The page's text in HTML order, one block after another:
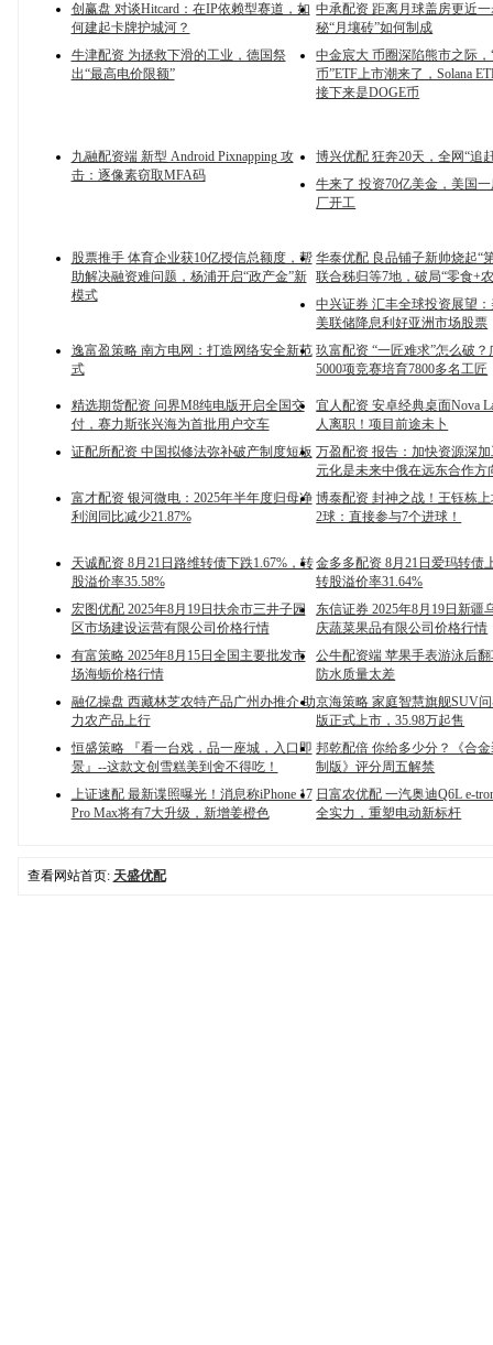
创赢盘 对谈Hitcard：在IP依赖型赛道，如
何建起卡牌护城河？
中承配资 距离月球盖房更近
秘“月壤砖”如何制成
牛津配资 为拯救下滑的工业，德国祭
出“最高电价限额”
中金宸大 币圈深陷熊市之际，
币”ETF上市潮来了，Solana
接下来是DOGE币
九融配资端 新型 Android Pixnapping 攻
击：逐像素窃取MFA码
博兴优配 狂奔20天，全网“追
牛来了 投资70亿美金，美国
厂开工
股票推手 体育企业获10亿授信总额度，帮
助解决融资难问题，杨浦开启“政产金”新
模式
华泰优配 良品铺子新帅烧起“
联合秭归等7地，破局“零食+
中兴证券 汇丰全球投资展望
美联储降息利好亚洲市场股票
逸富盈策略 南方电网：打造网络安全新范
式
玖富配资 “一匠难求”怎么破
5000项竞赛培育7800多名工匠
精选期货配资 问界M8纯电版开启全国交
付，赛力斯张兴海为首批用户交车
宜人配资 安卓经典桌面Nova
人离职！项目前途未卜
证配所配资 中国拟修法弥补破产制度短板 万盈配资 报告：加快资源深
元化是未来中俄在远东合作方
富才配资 银河微电：2025年半年度归母净
利润同比减少21.87%
博泰配资 封神之战！王钰栋
2球：直接参与7个进球！
天诚配资 8月21日路维转债下跌1.67%，转
股溢价率35.58%
金多多配资 8月21日爱玛转债
转股溢价率31.64%
宏图优配 2025年8月19日扶余市三井子园
区市场建设运营有限公司价格行情
东信证券 2025年8月19日新疆
庆蔬菜果品有限公司价格行情
有富策略 2025年8月15日全国主要批发市
场海蛎价格行情
公牛配资端 苹果手表游泳后
防水质量太差
融亿操盘 西藏林芝农特产品广州办推介 助
力农产品上行
京海策略 家庭智慧旗舰SUV
版正式上市，35.98万起售
恒盛策略 『看一台戏，品一座城，入口即
景』--这款文创雪糕美到舍不得吃！
邦乾配倍 你给多少分？《合
制版》评分周五解禁
上证速配 最新谍照曝光！消息称iPhone 17
Pro Max将有7大升级，新增姜橙色
日富农优配 一汽奥迪Q6L e-
全实力，重塑电动新标杆
查看网站首页: 天盛优配